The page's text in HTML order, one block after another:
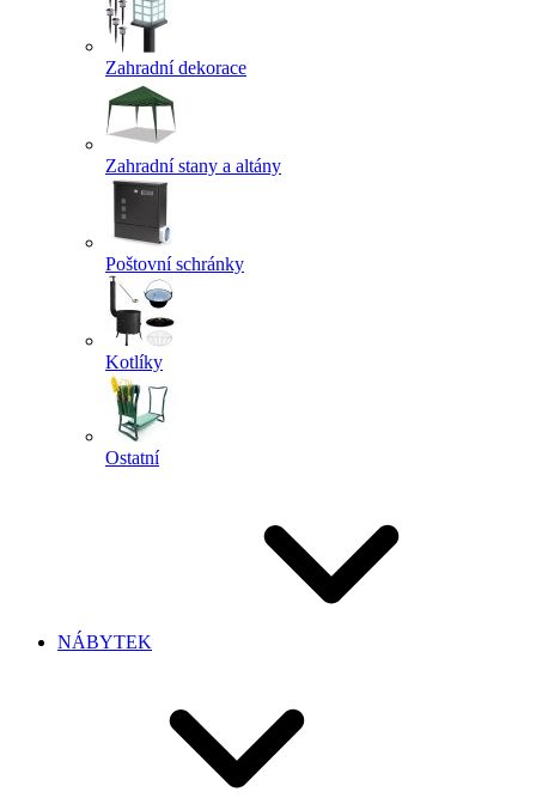
Zahradní dekorace
Zahradní stany a altány
Poštovní schránky
Kotlíky
Ostatní
NÁBYTEK